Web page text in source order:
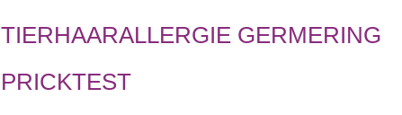
TIERHAARALLERGIE GERMERING
PRICKTEST